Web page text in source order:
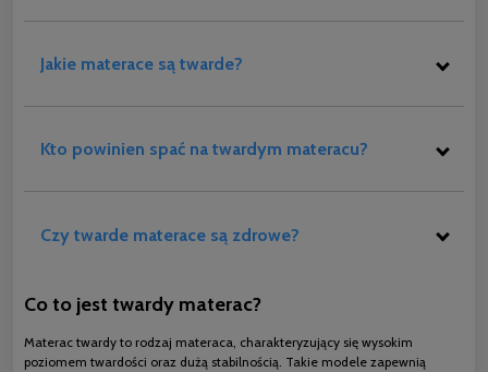
Jakie materace są twarde?
Kto powinien spać na twardym materacu?
Czy twarde materace są zdrowe?
Co to jest twardy materac?
Materac twardy to rodzaj materaca, charakteryzujący się wysokim
poziomem twardości oraz dużą stabilnością. Takie modele zapewnią